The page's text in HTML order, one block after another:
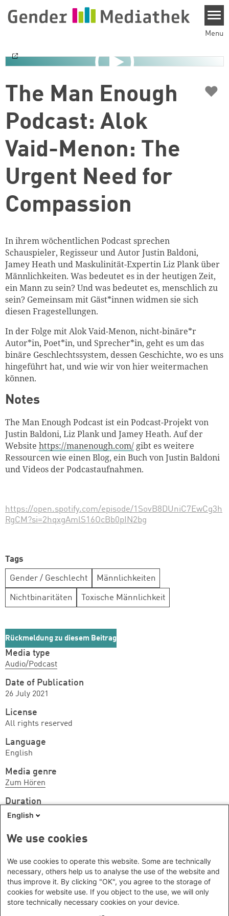
Menu
The Man Enough
Podcast: Alok
Vaid-Menon: The
Urgent Need for
Compassion
♥
In ihrem wöchentlichen Podcast sprechen
Schauspieler, Regisseur und Autor Justin Baldoni,
Jamey Heath und Maskulinität-Expertin Liz Plank über
Männlichkeiten. Was bedeutet es in der heutigen Zeit,
ein Mann zu sein? Und was bedeutet es, menschlich zu
sein? Gemeinsam mit Gäst*innen widmen sie sich
diesen Fragestellungen.
In der Folge mit Alok Vaid-Menon, nicht-binäre*r
Autor*in, Poet*in, und Sprecher*in, geht es um das
binäre Geschlechtssystem, dessen Geschichte, wo es uns
hingeführt hat, und wie wir von hier weitermachen
können.
Notes
The Man Enough Podcast ist ein Podcast-Projekt von
Justin Baldoni, Liz Plank und Jamey Heath. Auf der
Website https://manenough.com/ gibt es weitere
Ressourcen wie einen Blog, ein Buch von Justin Baldoni
und Videos der Podcastaufnahmen.
https://open.spotify.com/episode/1SovB8DUniC7EwCg3h
RgCM?si=2hqxgAmlS16OcBb0pIN2bg
Tags
Gender / Geschlecht Männlichkeiten
Nichtbinaritäten Toxische Männlichkeit
Rückmeldung zu diesem Beitrag
Media type
Audio/Podcast
Date of Publication
26 July 2021
License
All rights reserved
Language
English
Media genre
Zum Hören
Duration
1 - 1,5 hrs
Englisch
We cannot guarantee that this medium is still online.
Please contact the provider.
English
We use cookies
We use cookies to operate this website. Some are technically
necessary, others help us to analyse the use of the website and
thus improve it. By clicking "OK", you agree to the storage of
cookies for website use. If you object to the use, we will only
store technically necessary cookies on your device.